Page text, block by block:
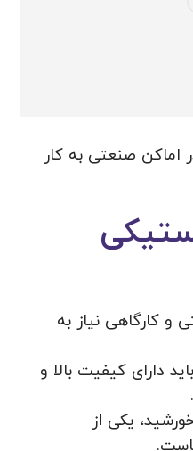
اماکن صنعتی به کار
کارگاهی نیاز به
دارای کیفیت بالا و
یکی از